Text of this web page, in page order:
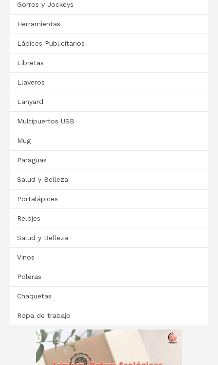
Gorros y Jockeys
Herramientas
Lápices Publicitarios
Libretas
Llaveros
Lanyard
Multipuertos USB
Mug
Paraguas
Salud y Belleza
Portalápices
Relojes
Salud y Belleza
Vinos
Poleras
Chaquetas
Ropa de trabajo